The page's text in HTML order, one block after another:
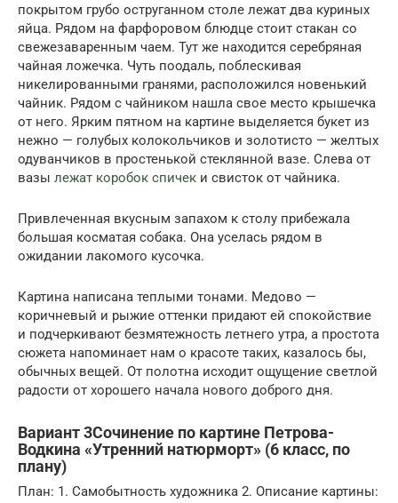
покрытом грубо оструганном столе лежат два куриных
яйца. Рядом на фарфоровом блюдце стоит стакан со
свежезаваренным чаем. Тут же находится серебряная
чайная ложечка. Чуть поодаль, поблескивая
никелированными гранями, расположился новенький
чайник. Рядом с чайником нашла свое место крышечка
от него. Ярким пятном на картине выделяется букет из
нежно — голубых колокольчиков и золотисто — желтых
одуванчиков в простенькой стеклянной вазе. Слева от
вазы лежат коробок спичек и свисток от чайника.
Привлеченная вкусным запахом к столу прибежала
большая косматая собака. Она уселась рядом в
ожидании лакомого кусочка.
Картина написана теплыми тонами. Медово —
коричневый и рыжие оттенки придают ей спокойствие
и подчеркивают безмятежность летнего утра, а простота
сюжета напоминает нам о красоте таких, казалось бы,
обычных вещей. От полотна исходит ощущение светлой
радости от хорошего начала нового доброго дня.
Вариант 3Сочинение по картине Петрова-
Водкина «Утренний натюрморт» (6 класс, по
плану)
План: 1. Самобытность художника 2. Описание картины: